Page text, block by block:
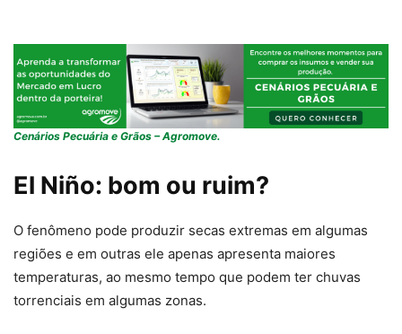
Cenários Pecuária e Grãos – Agromove.
El Niño: bom ou ruim?
O fenômeno pode produzir secas extremas em algumas
regiões e em outras ele apenas apresenta maiores
temperaturas, ao mesmo tempo que podem ter chuvas
torrenciais em algumas zonas.